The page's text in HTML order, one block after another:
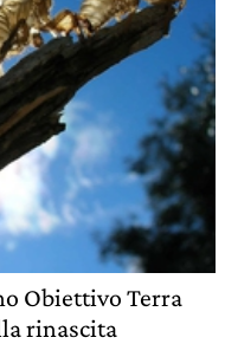
Obiettivo Terra
rinascita